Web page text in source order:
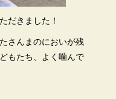
だきました！
さんまのにおいが残
もたち、よく噛んで